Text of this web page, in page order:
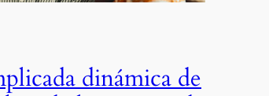
dinámica de